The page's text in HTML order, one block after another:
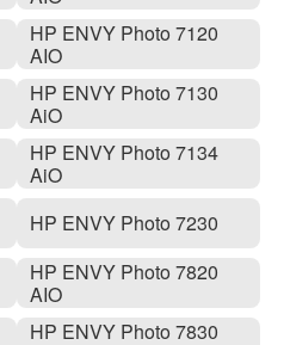
HP ENVY Photo 7120
AIO
HP ENVY Photo 7130
AiO
HP ENVY Photo 7134
AiO
HP ENVY Photo 7230
HP ENVY Photo 7820
AIO
HP ENVY Photo 7830